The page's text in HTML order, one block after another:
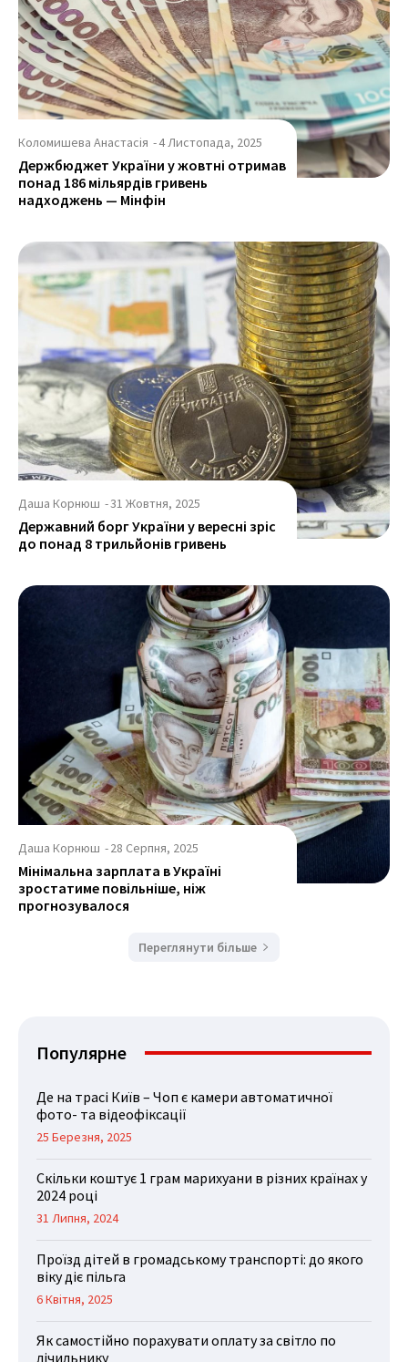
Коломишева Анастасія -4 Листопада, 2025
Держбюджет України у жовтні отримав
понад 186 мільярдів гривень
надходжень — Мінфін
Даша Корнюш -31 Жовтня, 2025
Державний борг України у вересні зріс
до понад 8 трильйонів гривень
Даша Корнюш -28 Серпня, 2025
Мінімальна зарплата в Україні
зростатиме повільніше, ніж
прогнозувалося
Переглянути більше
Популярне
Де на трасі Київ – Чоп є камери автоматичної
фото- та відеофіксації
25 Березня, 2025
Скільки коштує 1 грам марихуани в різних країнах у
2024 році
31 Липня, 2024
Проїзд дітей в громадському транспорті: до якого
віку діє пільга
6 Квітня, 2025
Як самостійно порахувати оплату за світло по
лічильнику